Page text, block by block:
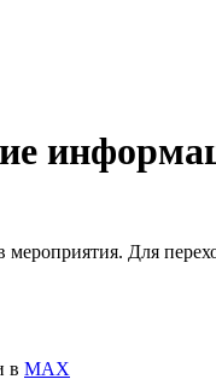
мероприятия. Для
в МАХ